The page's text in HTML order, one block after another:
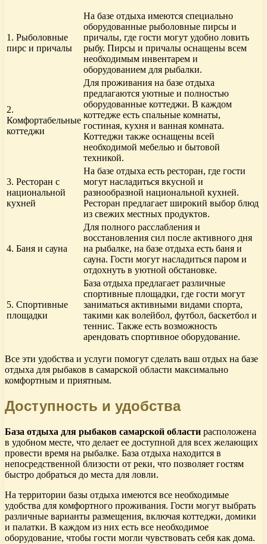
1. Рыболовные
пирс и причалы
На базе отдыха имеются специально
оборудованные рыболовные пирсы и
причалы, где гости могут удобно ловить
рыбу. Пирсы и причалы оснащены всем
необходимым инвентарем и
оборудованием для рыбалки.
2.
Комфортабельные
коттеджи
Для проживания на базе отдыха
предлагаются уютные и полностью
оборудованные коттеджи. В каждом
коттедже есть спальные комнаты,
гостиная, кухня и ванная комната.
Коттеджи также оснащены всей
необходимой мебелью и бытовой
техникой.
3. Ресторан с
национальной
кухней
На базе отдыха есть ресторан, где гости
могут насладиться вкусной и
разнообразной национальной кухней.
Ресторан предлагает широкий выбор блюд
из свежих местных продуктов.
4. Баня и сауна
Для полного расслабления и
восстановления сил после активного дня
на рыбалке, на базе отдыха есть баня и
сауна. Гости могут насладиться паром и
отдохнуть в уютной обстановке.
5. Спортивные
площадки
База отдыха предлагает различные
спортивные площадки, где гости могут
заниматься активными видами спорта,
такими как волейбол, футбол, баскетбол и
теннис. Также есть возможность
арендовать спортивное оборудование.
Все эти удобства и услуги помогут сделать ваш отдых на базе
отдыха для рыбаков в самарской области максимально
комфортным и приятным.
Доступность и удобства
База отдыха для рыбаков самарской области расположена
в удобном месте, что делает ее доступной для всех желающих
провести время на рыбалке. База отдыха находится в
непосредственной близости от реки, что позволяет гостям
быстро добраться до места для ловли.
На территории базы отдыха имеются все необходимые
удобства для комфортного проживания. Гости могут выбрать
различные варианты размещения, включая коттеджи, домики
и палатки. В каждом из них есть все необходимое
оборудование, чтобы гости могли чувствовать себя как дома.